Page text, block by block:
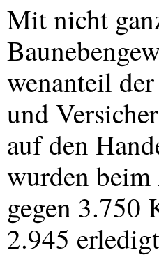
Mit nicht
wenanteil
und
auf den
wurden
gegen 3.750
2.945